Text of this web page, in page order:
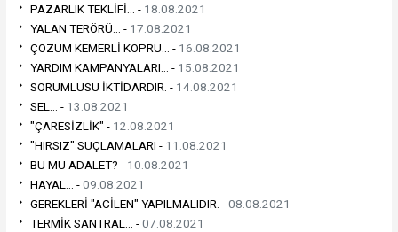
PAZARLIK TEKLİFİ... - 18.08.2021
YALAN TERÖRÜ... - 17.08.2021
ÇÖZÜM KEMERLİ KÖPRÜ... - 16.08.2021
YARDIM KAMPANYALARI... - 15.08.2021
SORUMLUSU İKTİDARDIR. - 14.08.2021
SEL... - 13.08.2021
"ÇARESİZLİK" - 12.08.2021
"HIRSIZ" SUÇLAMALARI - 11.08.2021
BU MU ADALET? - 10.08.2021
HAYAL... -09.08.2021
GEREKLERİ "ACİLEN" YAPILMALIDIR. -08.08.2021
TERMİK SANTRAL... -07.08.2021